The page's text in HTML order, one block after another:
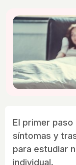
El primer
síntomas y
para estudiar
individual.